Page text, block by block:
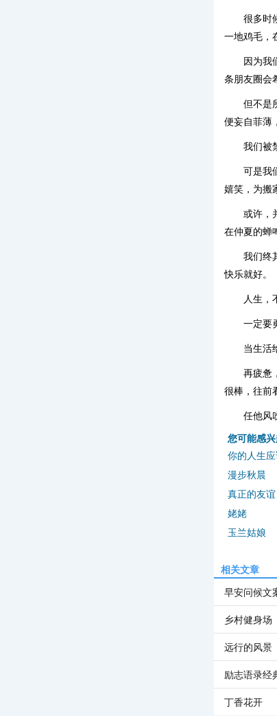
很多时
一地鸡毛，
因为我
条朋友圈会
但不是
便妄自菲薄
我们被
可是我
嬉笑，为搬
或许，
在仲夏的蝉
我们终
快乐就好。
人生，
一定要
当生活
再疲惫
很棒，往前
任他风
您可能感
你的人生
漫步秋晨
真正的友谊
姥姥
玉兰姑娘
相关文章
早安问候文
乡村健身场
远行的风景
励志语录经
丁香花开